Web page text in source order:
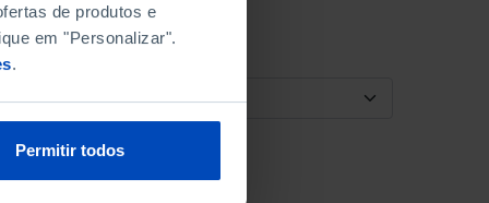
de produtos e
em "Personalizar".
.
Permitir todos
ORDENAR POR